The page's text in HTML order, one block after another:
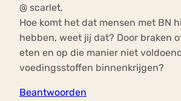
@ scarlet,
Hoe komt het dat mensen met BN
hebben, weet jij dat? Door braken
eten en op die manier niet
voedingsstoffen binnenkrijgen?
Beantwoorden